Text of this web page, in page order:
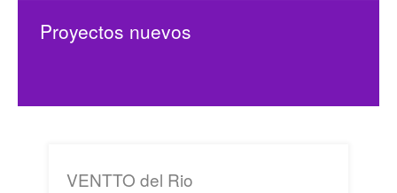
Proyectos nuevos
VENTTO del Rio